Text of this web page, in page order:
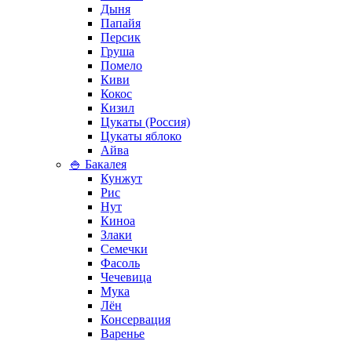
Дыня
Папайя
Персик
Груша
Помело
Киви
Кокос
Кизил
Цукаты (Россия)
Цукаты яблоко
Айва
🍚 Бакалея
Кунжут
Рис
Нут
Киноа
Злаки
Семечки
Фасоль
Чечевица
Мука
Лён
Консервация
Варенье